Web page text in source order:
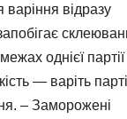
відразу
однієї партії
— варіть
– Заморожені